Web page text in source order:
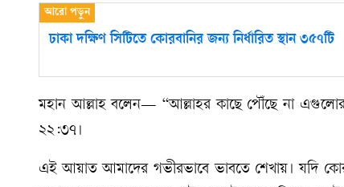
ঢাকা দক্ষিণ সিটিতে কোরবানির জন্য নির্ধারিত স্থান ৩৫৭টি
মহান আল্লাহ বলেন— “আল্লাহর কাছে পৌঁছে না
২২:৩৭।
এই আয়াত আমাদের গভীরভাবে ভাবতে শেখায়। যদি